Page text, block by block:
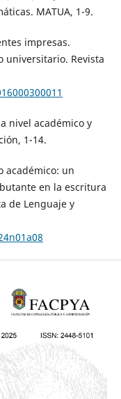
MATUA, 1-9.
impresas.
universitario. Revista
nivel académico y
1-14.
académico: un
en la escritura
de Lenguaje y